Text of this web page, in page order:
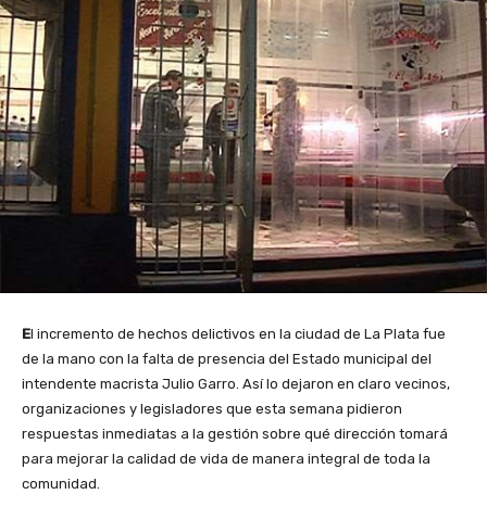
El incremento de hechos delictivos en la ciudad de La Plata fue
de la mano con la falta de presencia del Estado municipal del
intendente macrista Julio Garro. Así lo dejaron en claro vecinos,
organizaciones y legisladores que esta semana pidieron
respuestas inmediatas a la gestión sobre qué dirección tomará
para mejorar la calidad de vida de manera integral de toda la
comunidad.